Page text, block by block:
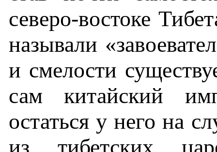
северо-востоке
называли
и смелости
сам китайский
остаться у него на
из тибетских